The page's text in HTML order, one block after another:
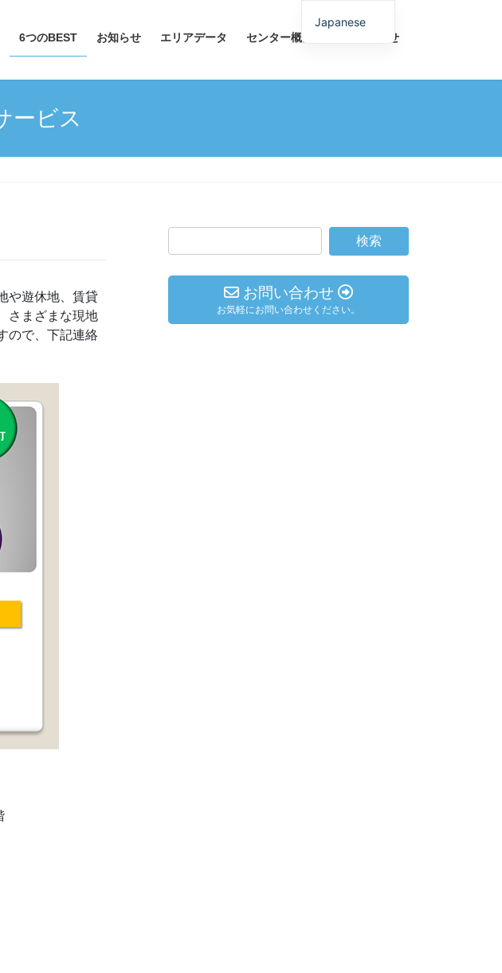
6つのBEST お知らせ エリアデータ センター概要 お問い合わせ
ービス
や遊休地、賃貸
さまざまな現地
ので、下記連絡
お問い合わせ
お気軽にお問い合わせください。
Japanese